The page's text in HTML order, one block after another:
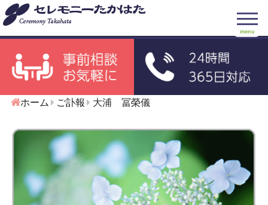
menu
ホーム ご訃報 大浦 冨榮儀